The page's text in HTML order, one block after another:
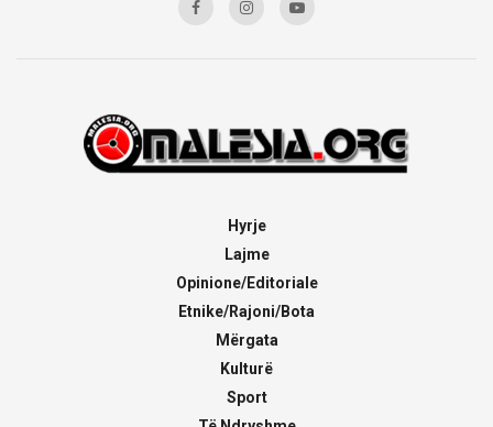
Hyrje
Lajme
Opinione/Editoriale
Etnike/Rajoni/Bota
Mërgata
Kulturë
Sport